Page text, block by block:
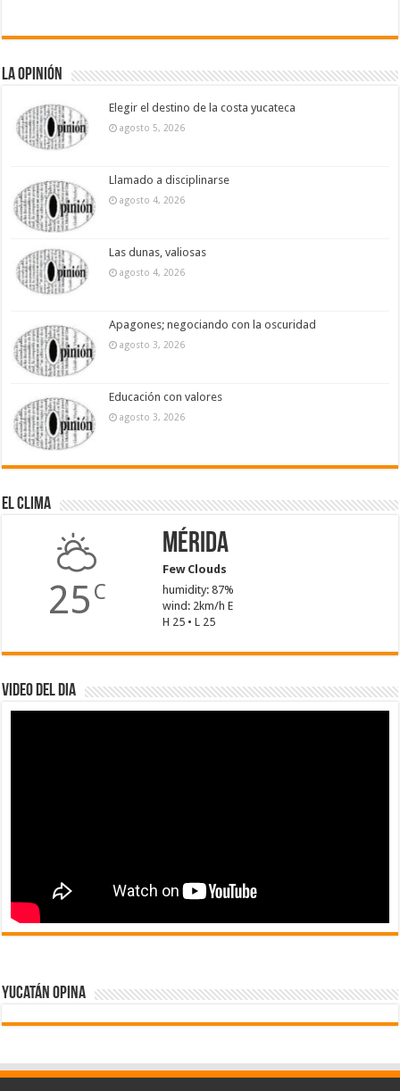
La Opinión
Elegir el destino de la costa yucateca
agosto 5, 2026
Llamado a disciplinarse
agosto 4, 2026
Las dunas, valiosas
agosto 4, 2026
Apagones; negociando con la oscuridad
agosto 3, 2026
Educación con valores
agosto 3, 2026
El Clima
25 C
Mérida
Few Clouds
humidity: 87%
wind: 2km/h E
H 25 • L 25
Video del dia
Yucatán Opina